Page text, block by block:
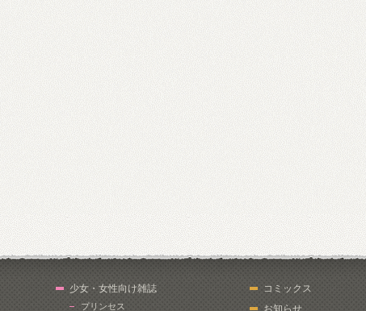
少女・女性向け雑誌
プリンセス
コミックス
お知らせ